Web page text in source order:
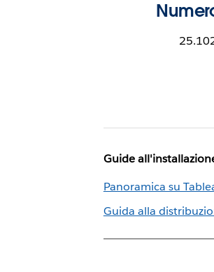
Guide
Panoramica su
Guida alla